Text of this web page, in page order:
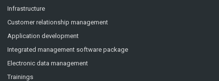
Infrastructure
Customer relationship management
Application development
Integrated management software package
Electronic data management
Trainings